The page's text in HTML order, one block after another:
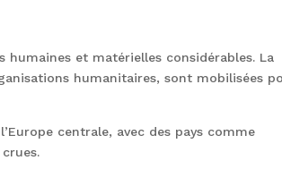
humaines et matérielles considérables. La
humanitaires, sont mobilisées
centrale, avec des pays comme